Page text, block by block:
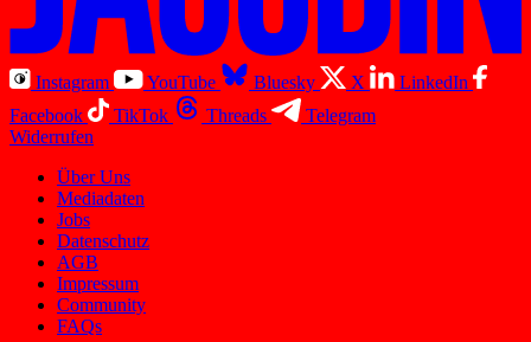
Instagram YouTube Bluesky X
LinkedIn
Facebook
TikTok Threads
Telegram
Widerrufen
Über Uns
Mediadaten
Jobs
Datenschutz
AGB
Impressum
Community
FAQs